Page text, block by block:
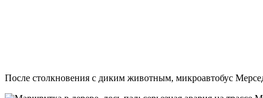
После столкновения с диким животным, микроавтобус